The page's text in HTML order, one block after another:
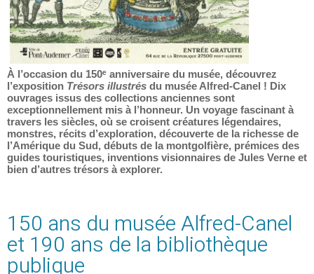
À l’occasion du 150ᵉ anniversaire du musée, découvrez
l’exposition Trésors illustrés du musée Alfred-Canel ! Dix
ouvrages issus des collections anciennes sont
exceptionnellement mis à l’honneur. Un voyage fascinant à
travers les siècles, où se croisent créatures légendaires,
monstres, récits d’exploration, découverte de la richesse de
l’Amérique du Sud, débuts de la montgolfière, prémices des
guides touristiques, inventions visionnaires de Jules Verne et
bien d’autres trésors à explorer.
150 ans du musée Alfred-Canel
et 190 ans de la bibliothèque
publique